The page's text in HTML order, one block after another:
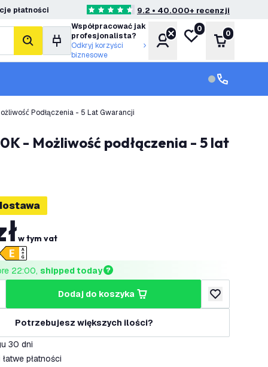
płatności 4.6 Gwiazdki oceny9.2 • 40.000+ recenzji
Szukaj
Współpracować jak
profesjonalista?
Odkryj korzyści
biznesowe
KontoMoja lista życzeń
0
Koszyk
0
Obsługa
Obsługa
- Możliwość Podłączenia - 5 Lat Gwarancji
w tym vat
22:00, shipped today
dodaj do koszyka
dodaj do listy
Potrzebujesz większych ilości?
30 dni
płatności